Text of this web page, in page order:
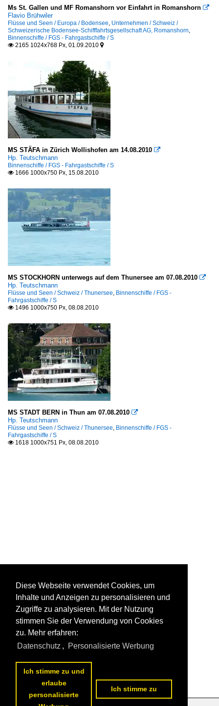
Ms St. Gallen und MF Romanshorn vor Einfahrt in Romanshorn 
Flavio Brühwiler
Flüsse und Seen / Europa / Bodensee, Unternehmen / Schweiz /
Schweizerische Bodensee-Schifffahrtsgesellschaft AG, Romanshorn,
Binnenschiffe / FGS - Fahrgastschiffe / S
 2165 1024x768 Px, 01.09.2010 
MS STÄFA in Zürich Wollishofen am 14.08.2010 
Hp. Teutschmann
Binnenschiffe / FGS - Fahrgastschiffe / S
 1666 1000x750 Px, 15.08.2010
MS STOCKHORN unterwegs auf dem Thunersee am 07.08.2010 
Hp. Teutschmann
Flüsse und Seen / Schweiz / Thunersee, Binnenschiffe / FGS -
Fahrgastschiffe / S
 1496 1000x750 Px, 08.08.2010
MS STADT BERN in Thun am 07.08.2010 
Hp. Teutschmann
Flüsse und Seen / Schweiz / Thunersee, Binnenschiffe / FGS -
Fahrgastschiffe / S
 1618 1000x751 Px, 08.08.2010
Diese Webseite verwendet Cookies, um
Inhalte und Anzeigen zu personalisieren und
Zugriffe zu analysieren. Mit der Nutzung
stimmen Sie der Verwendung von Cookies
zu. Mehr erfahren:
Datenschutz , Personalisierte Werbung
Ich stimme zu und
erlaube
personalisierte
Ich stimme zu